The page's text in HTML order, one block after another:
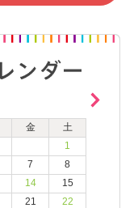
金
土
1
7
8
14
15
21
22